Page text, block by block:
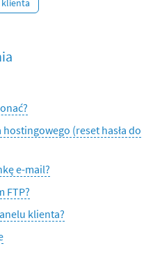
klienta
(reset hasła do
e-mail?
FTP?
klienta?